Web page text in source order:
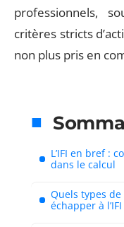
professionnels,
critères stricts
non plus pris en
L’IFI en bref :
dans le calcul
Quels types
échapper à l’IFI